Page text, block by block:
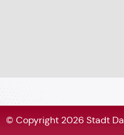
© Copyright 2026 Stadt